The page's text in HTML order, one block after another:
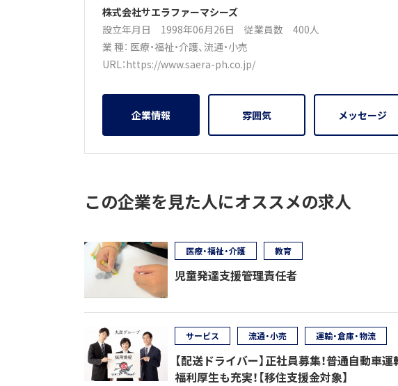
株式会社サエラファーマシーズ
設立年月日 1998年06月26日 従業員数 400人
業 種： 医療・福祉・介護、 流通・小売
URL：https://www.saera-ph.co.jp/
企業情報 雰囲気 メッセージ
この企業を見た人にオススメの求人
児童発達支援管理責任者
医療・福祉・介護 教育
【配送ドライバー】正社員募集！普通自動車
福利厚生も充実！【移住支援金対象】
サービス 流通・小売 運輸・倉庫・物流